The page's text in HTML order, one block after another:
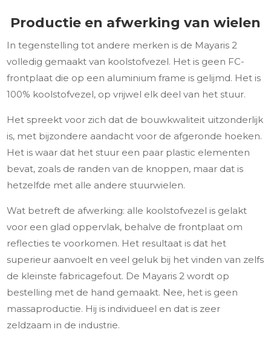
Productie en afwerking van wielen
In tegenstelling tot andere merken is de Mayaris 2
volledig gemaakt van koolstofvezel. Het is geen FC-
frontplaat die op een aluminium frame is gelijmd. Het is
100% koolstofvezel, op vrijwel elk deel van het stuur.
Het spreekt voor zich dat de bouwkwaliteit uitzonderlijk
is, met bijzondere aandacht voor de afgeronde hoeken.
Het is waar dat het stuur een paar plastic elementen
bevat, zoals de randen van de knoppen, maar dat is
hetzelfde met alle andere stuurwielen.
Wat betreft de afwerking: alle koolstofvezel is gelakt
voor een glad oppervlak, behalve de frontplaat om
reflecties te voorkomen. Het resultaat is dat het
superieur aanvoelt en veel geluk bij het vinden van zelfs
de kleinste fabricagefout. De Mayaris 2 wordt op
bestelling met de hand gemaakt. Nee, het is geen
massaproductie. Hij is individueel en dat is zeer
zeldzaam in de industrie.